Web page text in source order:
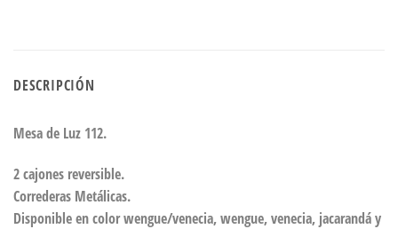
DESCRIPCIÓN
Mesa de Luz 112.
2 cajones reversible.
Correderas Metálicas.
Disponible en color wengue/venecia, wengue, venecia, jacarandá y